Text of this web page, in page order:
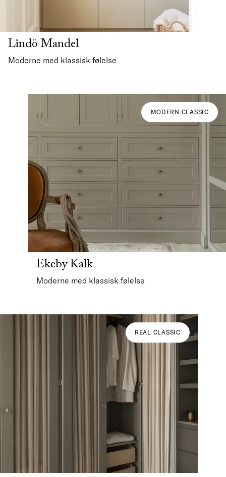
Lindö Mandel
Moderne med klassisk følelse
MODERN CLASSIC
Ekeby Kalk
Moderne med klassisk følelse
REAL CLASSIC